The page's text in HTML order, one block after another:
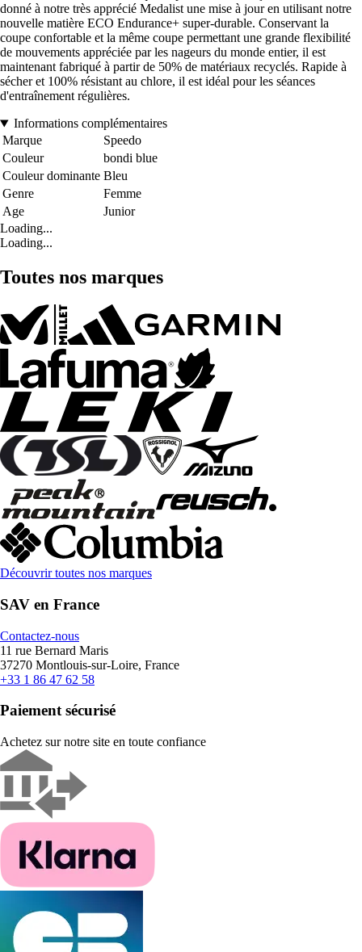
donné à notre très apprécié Medalist une mise à jour en utilisant notre
nouvelle matière ECO Endurance+ super-durable. Conservant la
coupe confortable et la même coupe permettant une grande flexibilité
de mouvements appréciée par les nageurs du monde entier, il est
maintenant fabriqué à partir de 50% de matériaux recyclés. Rapide à
sécher et 100% résistant au chlore, il est idéal pour les séances
d'entraînement régulières.
Informations complémentaires
Marque
Speedo
Couleur
bondi blue
Couleur dominante Bleu
Genre
Femme
Age
Junior
Loading...
Loading...
Toutes nos marques
Découvrir toutes nos marques
SAV en France
Contactez-nous
11 rue Bernard Maris
37270 Montlouis-sur-Loire, France
+33 1 86 47 62 58
Paiement sécurisé
Achetez sur notre site en toute confiance